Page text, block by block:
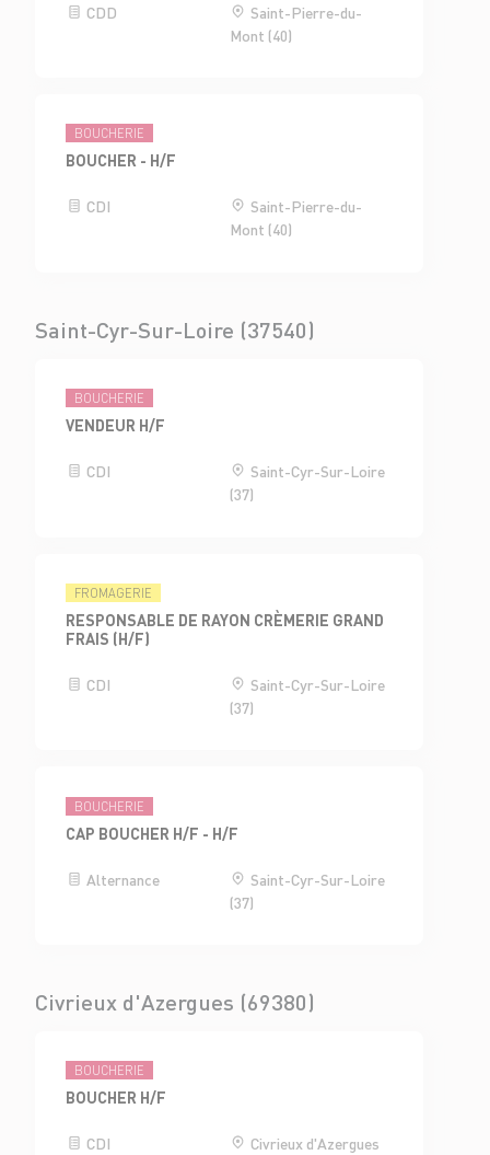
CDD
Saint-Pierre-du-
Mont (40)
BOUCHERIE
BOUCHER - H/F
CDI
Saint-Pierre-du-
Mont (40)
Saint-Cyr-Sur-Loire (37540)
BOUCHERIE
VENDEUR H/F
CDI
Saint-Cyr-Sur-Loire
(37)
FROMAGERIE
RESPONSABLE DE RAYON CRÈMERIE GRAND
FRAIS (H/F)
CDI
Saint-Cyr-Sur-Loire
(37)
BOUCHERIE
CAP BOUCHER H/F - H/F
Alternance
Saint-Cyr-Sur-Loire
(37)
Civrieux d'Azergues (69380)
BOUCHERIE
BOUCHER H/F
CDI
Civrieux d'Azergues